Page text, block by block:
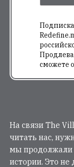
сможете
На связи The
читать нас,
мы продолжали
истории. Это не